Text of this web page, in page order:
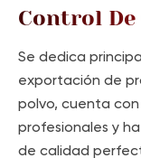
Control
Se dedica
exportación de
polvo, cuenta
profesionales y
de calidad